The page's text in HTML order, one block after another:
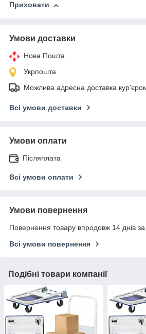
Приховати
Умови доставки
Нова Пошта
Укрпошта
Можлива адресна доставка
Всі умови доставки
Умови оплати
Післяплата
Всі умови оплати
Умови повернення
Повернення товару впродовж 14 днів
Всі умови повернення
Подібні товари компанії